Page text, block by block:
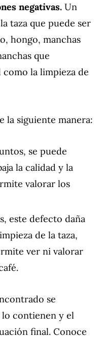
negativas. Un
taza que puede ser
hongo, manchas
que
la limpieza de
la siguiente manera:
se puede
la calidad y la
valorar los
este defecto daña
de la taza,
ver ni valorar
se
contienen y el
final. Conoce